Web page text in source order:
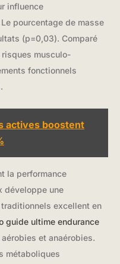
influence
pourcentage de masse
(p=0,03). Comparé
musculo-
fonctionnels
actives boostent
la performance
développe une
excellent en
guide ultime endurance
et anaérobies.
métaboliques